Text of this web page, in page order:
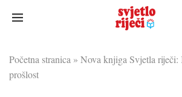
Početna stranica » Nova knjiga Svjetla riječi:
prošlost